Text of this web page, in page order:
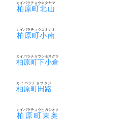
柏原町北山
カイバラチョウキタヤマ
柏原町小南
カイバラチョウコミナミ
柏原町下小倉
カイバラチョウシモオグラ
柏原町田路
カイバラチョウタジ
柏原町東奥
カイバラチョウヒガシオク